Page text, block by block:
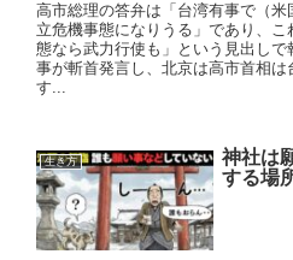
高市総理の答弁は「台湾有事で（
立危機事態になりうる」であり、
態なら武力行使も」という見出し
事が斬首発言し、北京は高市首相
す...
生き方
神社は
する場